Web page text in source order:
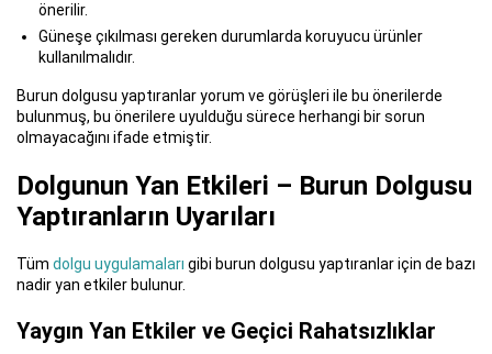
önerilir.
Güneşe çıkılması gereken durumlarda koruyucu ürünler
kullanılmalıdır.
Burun dolgusu yaptıranlar yorum ve görüşleri ile bu önerilerde
bulunmuş, bu önerilere uyulduğu sürece herhangi bir sorun
olmayacağını ifade etmiştir.
Dolgunun Yan Etkileri – Burun Dolgusu
Yaptıranların Uyarıları
Tüm dolgu uygulamaları gibi burun dolgusu yaptıranlar için de bazı
nadir yan etkiler bulunur.
Yaygın Yan Etkiler ve Geçici Rahatsızlıklar